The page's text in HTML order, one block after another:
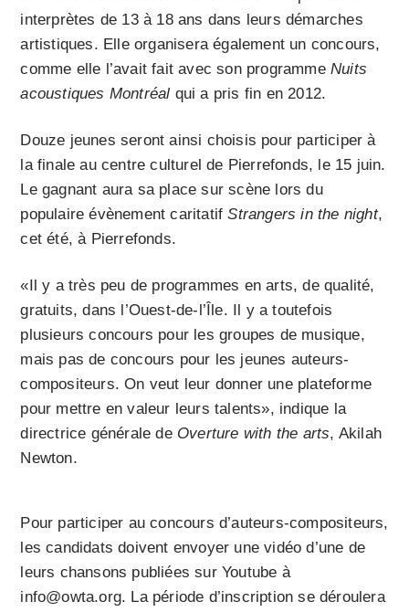
interprètes de 13 à 18 ans dans leurs démarches
artistiques. Elle organisera également un concours,
comme elle l’avait fait avec son programmeNuits
acoustiques Montréal qui a pris fin en 2012.
Douze jeunes seront ainsi choisis pour participer à
la finale au centre culturel de Pierrefonds, le 15 juin.
Le gagnant aura sa place sur scène lors du
populaire évènement caritatifStrangers in the night,
cet été, à Pierrefonds.
«Il y a très peu de programmes en arts, de qualité,
gratuits, dans l’Ouest-de-l’Île. Il y a toutefois
plusieurs concours pour les groupes de musique,
mais pas de concours pour les jeunes auteurs-
compositeurs. On veut leur donner une plateforme
pour mettre en valeur leurs talents», indique la
directrice générale de Overture with the arts, Akilah
Newton.
Pour participer au concours d’auteurs-compositeurs,
les candidats doivent envoyer une vidéo d’une de
leurs chansons publiées sur Youtube à
info@owta.org. La période d’inscription se déroulera